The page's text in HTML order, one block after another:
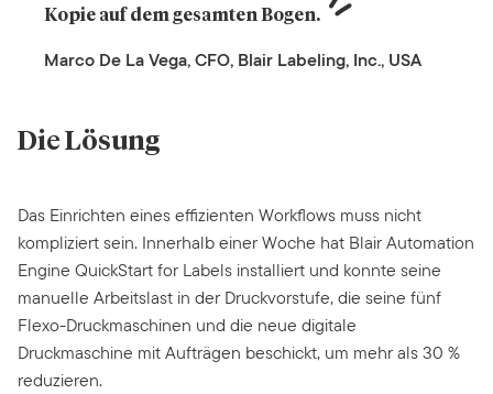
Kopie auf dem gesamten Bogen.
Marco De La Vega, CFO, Blair Labeling, Inc., USA
Die Lösung
Das Einrichten eines effizienten Workflows muss nicht
kompliziert sein. Innerhalb einer Woche hat Blair Automation
Engine QuickStart for Labels installiert und konnte seine
manuelle Arbeitslast in der Druckvorstufe, die seine fünf
Flexo-Druckmaschinen und die neue digitale
Druckmaschine mit Aufträgen beschickt, um mehr als 30 %
reduzieren.